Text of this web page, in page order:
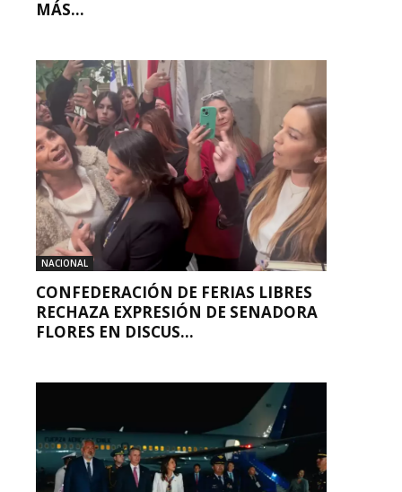
MÁS...
NACIONAL
CONFEDERACIÓN DE FERIAS LIBRES
RECHAZA EXPRESIÓN DE SENADORA
FLORES EN DISCUS...